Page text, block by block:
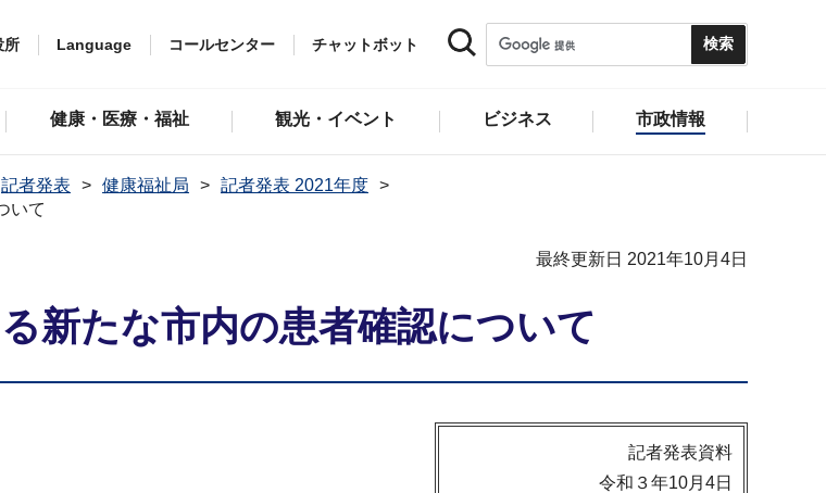
所 Language コールセンター チャットボット
健康・医療・福祉 観光・イベント ビジネス 市政情報
記者発表 健康福祉局
記者発表 2021年度
いて
最終更新日 2021年10月4日
新たな市内の患者確認について
記者発表資料
令和３年10月4日